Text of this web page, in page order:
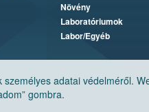
adatai védelméről.
gombra.
Növény
Laboratóriumok
Labor/Egyéb